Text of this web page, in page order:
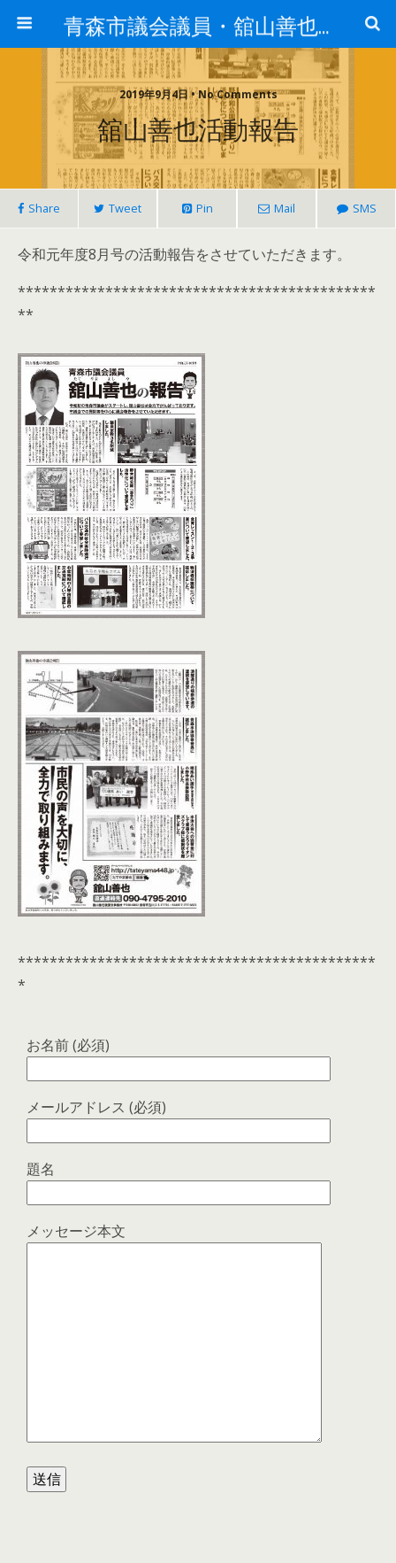
青森市議会議員・舘山善也（たてやまよしや）
2019年9月4日 • No Comments
舘山善也活動報告
Share Tweet Pin Mail SMS
令和元年度8月号の活動報告をさせていただきます。
*********************************************
**
*********************************************
*
お名前 (必須)
メールアドレス (必須)
題名
メッセージ本文